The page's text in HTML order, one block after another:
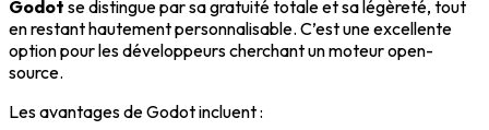
Godot se distingue par sa gratuité totale et sa légèreté, tout
en restant hautement personnalisable. C’est une excellente
option pour les développeurs cherchant un moteur open-
source.
Les avantages de Godot incluent :